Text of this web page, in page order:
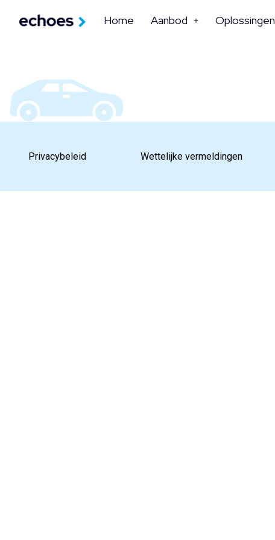
Home Aanbod Oplossingen
Privacybeleid Wettelijke vermeldingen